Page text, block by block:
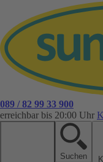
089 / 82 99 33 900
erreichbar bis 20:00 Uhr
Suchen